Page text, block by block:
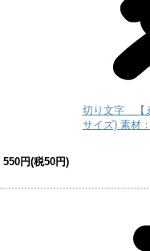
切り文字 【
サイズ) 素材
550円(税50円)